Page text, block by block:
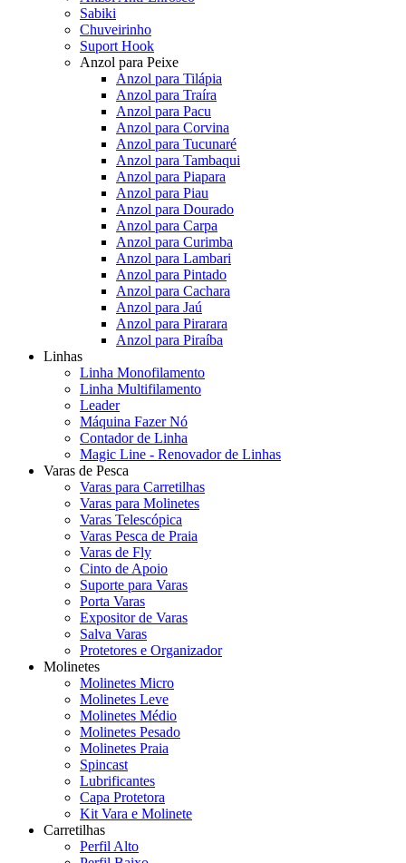
Sabiki
Chuveirinho
Suport Hook
Anzol para Peixe
Anzol para Tilápia
Anzol para Traíra
Anzol para Pacu
Anzol para Corvina
Anzol para Tucunaré
Anzol para Tambaqui
Anzol para Piapara
Anzol para Piau
Anzol para Dourado
Anzol para Carpa
Anzol para Curimba
Anzol para Lambari
Anzol para Pintado
Anzol para Cachara
Anzol para Jaú
Anzol para Pirarara
Anzol para Piraíba
Linhas
Linha Monofilamento
Linha Multifilamento
Leader
Máquina Fazer Nó
Contador de Linha
Magic Line - Renovador de Linhas
Varas de Pesca
Varas para Carretilhas
Varas para Molinetes
Varas Telescópica
Varas Pesca de Praia
Varas de Fly
Cinto de Apoio
Suporte para Varas
Porta Varas
Expositor de Varas
Salva Varas
Protetores e Organizador
Molinetes
Molinetes Micro
Molinetes Leve
Molinetes Médio
Molinetes Pesado
Molinetes Praia
Spincast
Lubrificantes
Capa Protetora
Kit Vara e Molinete
Carretilhas
Perfil Alto